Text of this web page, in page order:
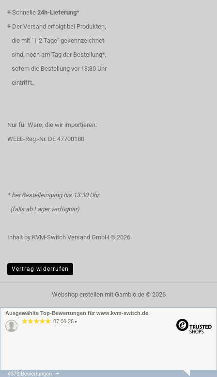
+ Schnelle 24h-Lieferung*
+ Der Versand erfolgt bei Produkten,
die mit "1-2 Tage" gekennzeichnet
sind, noch am Tag der Bestellung*,
sofern die Bestellung vor 13:30 Uhr
eintrifft.
Nur für Ware, die wir importieren:
WEEE-Reg.-Nr. DE 47708180
* bei Bestelleingang bis 13:30 Uhr
(falls ab Lager verfügbar)
Inhalt by KVM-Switch Versand GmbH © 2026
Vertrag widerrufen
Webshop erstellenmit Gambio.de © 2026
Ausgewählte Top-Bewertungen für www.kvm-switch.de
07.08.26 ▼
4379 Bewertungen